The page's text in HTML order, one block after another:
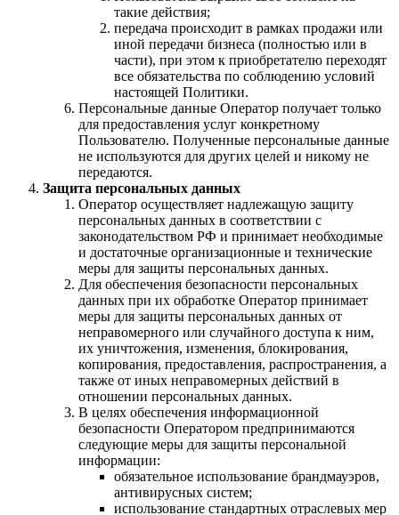
такие действия;
передача происходит в рамках продажи или
иной передачи бизнеса (полностью или в
части), при этом к приобретателю переходят
все обязательства по соблюдению условий
настоящей Политики.
Персональные данные Оператор получает только
для предоставления услуг конкретному
Пользователю. Полученные персональные данные
не используются для других целей и никому не
передаются.
Защита персональных данных
Оператор осуществляет надлежащую защиту
персональных данных в соответствии с
законодательством РФ и принимает необходимые
и достаточные организационные и технические
меры для защиты персональных данных.
Для обеспечения безопасности персональных
данных при их обработке Оператор принимает
меры для защиты персональных данных от
неправомерного или случайного доступа к ним,
их уничтожения, изменения, блокирования,
копирования, предоставления, распространения, а
также от иных неправомерных действий в
отношении персональных данных.
В целях обеспечения информационной
безопасности Оператором предпринимаются
следующие меры для защиты персональной
информации:
обязательное использование брандмауэров,
антивирусных систем;
использование стандартных отраслевых мер